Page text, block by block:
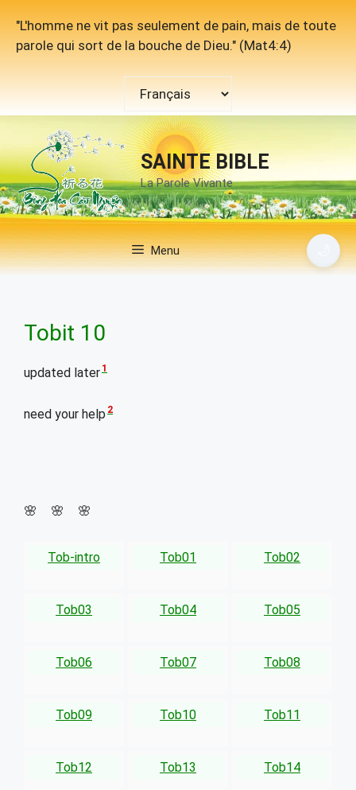
contenu
"L'homme ne vit pas seulement de pain, mais de toute
parole qui sort de la bouche de Dieu." (Mat4:4)
langue
SAINTE BIBLE
La Parole Vivante
Menu
Tobit 10
updated later 1
need your help 2
🌸 🌸 🌸
Tob-intro Tob01 Tob02
Tob03 Tob04 Tob05
Tob06 Tob07 Tob08
Tob09 Tob10 Tob11
Tob12 Tob13 Tob14